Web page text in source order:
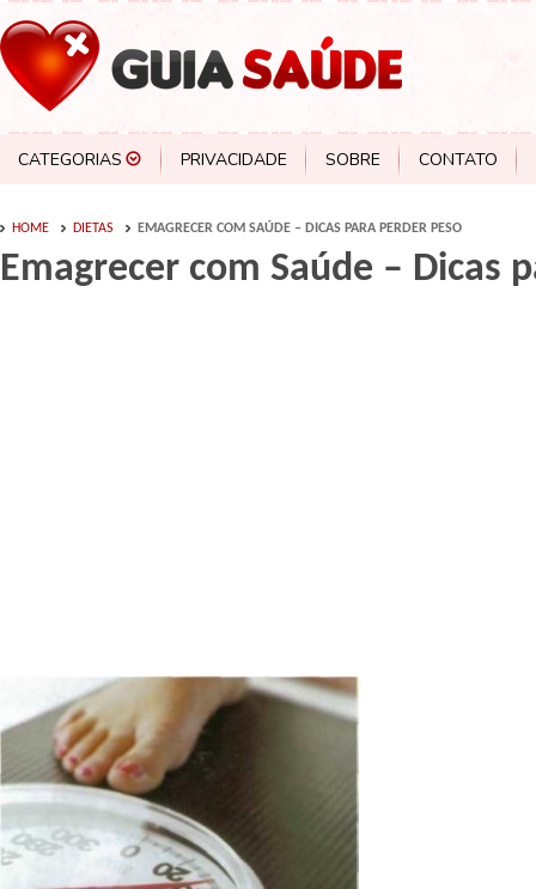
CATEGORIAS PRIVACIDADE SOBRE CONTATO
HOME DIETAS EMAGRECER COM SAÚDE – DICAS PARA PERDER PESO
Emagrecer com Saúde – Dicas